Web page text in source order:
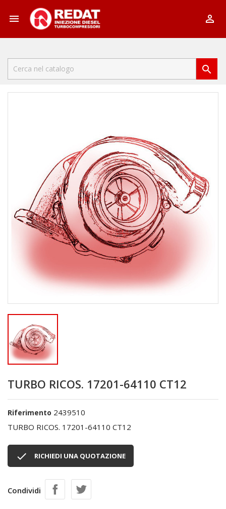
 

TURBO RICOS. 17201-64110 CT12
Riferimento 2439510
TURBO RICOS. 17201-64110 CT12
 RICHIEDI UNA QUOTAZIONE
Condividi